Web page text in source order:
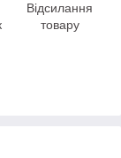
Відсилання
товару